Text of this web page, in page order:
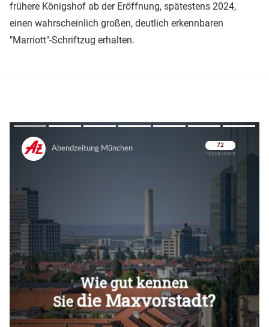
frühere Königshof ab der Eröffnung, spätestens 2024,
einen wahrscheinlich großen, deutlich erkennbaren
"Marriott"-Schriftzug erhalten.
Überspringen
Überspringen